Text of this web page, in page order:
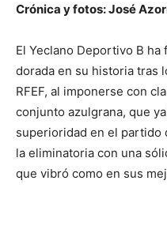
Crónica y fotos: José
El Yeclano Deportivo B
dorada en su historia tras
RFEF, al imponerse con
conjunto azulgrana, que
superioridad en el partido
la eliminatoria con una
que vibró como en sus